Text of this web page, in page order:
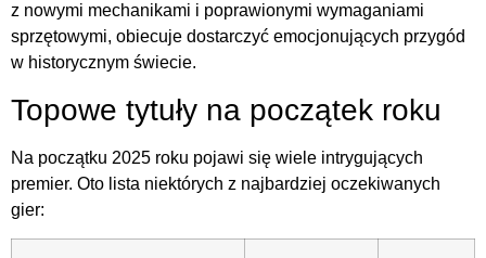
z nowymi mechanikami i poprawionymi wymaganiami
sprzętowymi, obiecuje dostarczyć emocjonujących przygód
w historycznym świecie.
Topowe tytuły na początek roku
Na początku 2025 roku pojawi się wiele intrygujących
premier. Oto lista niektórych z najbardziej oczekiwanych
gier: